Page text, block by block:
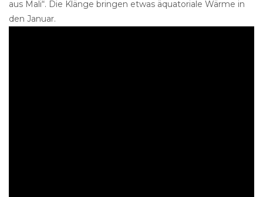
aus Mali“. Die Klänge bringen etwas äquatoriale Wärme in
den Januar.